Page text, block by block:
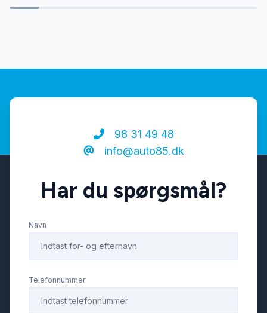
98 31 49 48
info@auto85.dk
Har du spørgsmål?
Navn
Telefonnummer